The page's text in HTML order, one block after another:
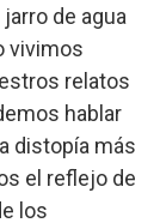
de agua
vivimos
relatos
hablar
distopía más
el reflejo de
los